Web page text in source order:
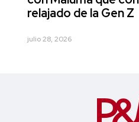
relajado de la Gen Z
julio 28, 2026